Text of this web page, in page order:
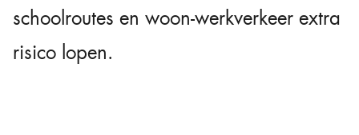
schoolroutes en woon-werkverkeer extra
risico lopen.